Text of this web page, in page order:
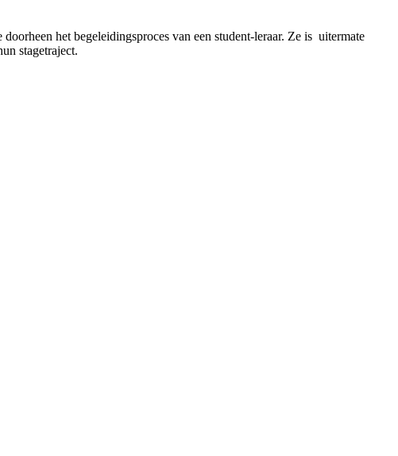
het begeleidingsproces van een student-leraar. Ze is uitermate
stagetraject.